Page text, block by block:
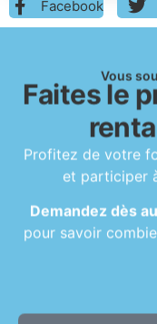
Facebook
Vous
Faites le
Profitez de votre
et participer
Demandez dès
pour savoir